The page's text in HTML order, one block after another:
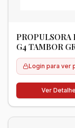
PROPULSORA
Login para ver
Ver